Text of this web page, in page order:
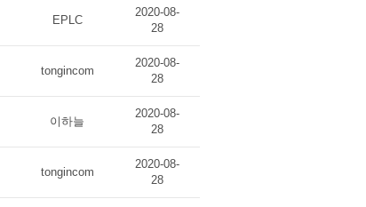
EPLC
2020-08-
28
tongincom
2020-08-
28
이하늘
2020-08-
28
tongincom
2020-08-
28